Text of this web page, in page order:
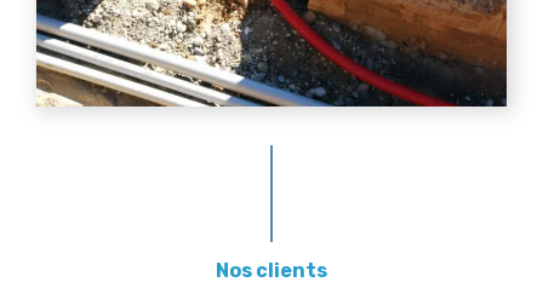
Nos clients